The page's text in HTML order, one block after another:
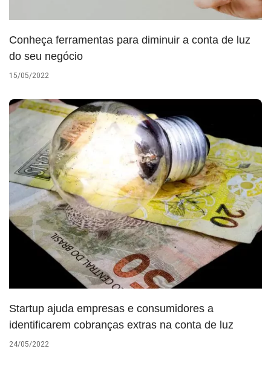
Conheça ferramentas para diminuir a conta de luz
do seu negócio
15/05/2022
Startup ajuda empresas e consumidores a
identificarem cobranças extras na conta de luz
24/05/2022